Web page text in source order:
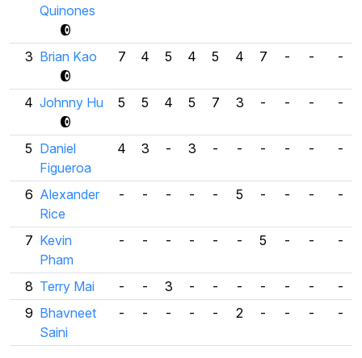
Quinones
3 Brian Kao 7 4 5 4 5 4 7 - - -
4 Johnny Hu 5 5 4 5 7 3 - - - -
5 Daniel
Figueroa
4 3 - 3 - - - - - -
6 Alexander
Rice
- - - - - 5 - - - -
7 Kevin
Pham
- - - - - - 5 - - -
8 Terry Mai - - 3 - - - - - -
-
9 Bhavneet
Saini
- - - - - 2 - - - -